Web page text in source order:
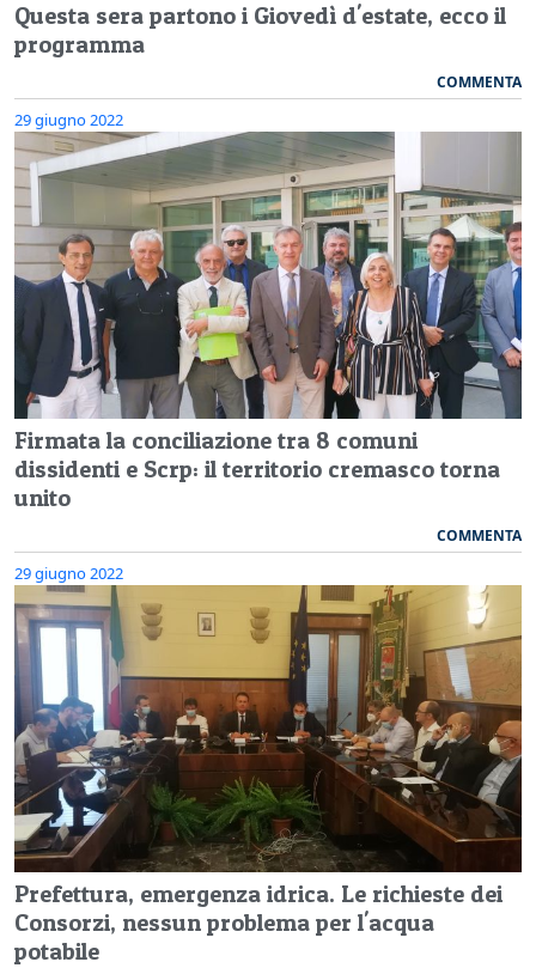
Questa sera partono i Giovedì d'estate, ecco il
programma
COMMENTA
29 giugno 2022
Firmata la conciliazione tra 8 comuni
dissidenti e Scrp: il territorio cremasco torna
unito
COMMENTA
29 giugno 2022
Prefettura, emergenza idrica. Le richieste dei
Consorzi, nessun problema per l'acqua
potabile